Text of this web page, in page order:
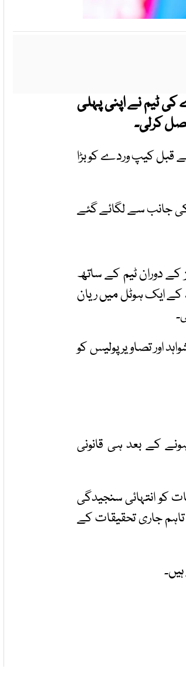
ٹیم نے اپنی پہلی
کرلی۔
قبل کیپ وردے کو بڑا
کی جانب سے لگائے گئے
کے دوران ٹیم کے ساتھ
کے ایک ہوٹل میں ریان
اور تصاویر پولیس کو
کے بعد ہی قانونی
کو انتہائی سنجیدگی
جاری تحقیقات کے